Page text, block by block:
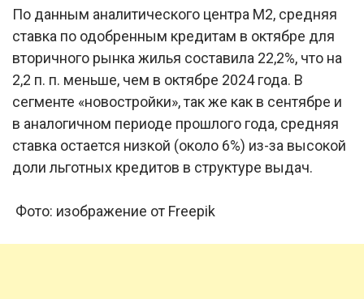
По данным аналитического центра М2, средняя
ставка по одобренным кредитам в октябре для
вторичного рынка жилья составила 22,2%, что на
2,2 п. п. меньше, чем в октябре 2024 года. В
сегменте «новостройки», так же как в сентябре и
в аналогичном периоде прошлого года, средняя
ставка остается низкой (около 6%) из-за высокой
доли льготных кредитов в структуре выдач.
Фото: изображение от Freepik